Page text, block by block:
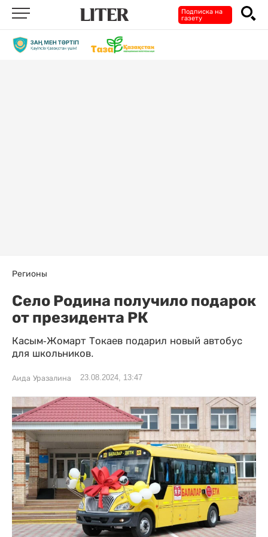
Подписка на
газету
Регионы
Село Родина получило подарок
от президента РК
Касым-Жомарт Токаев подарил новый автобус
для школьников.
Аида Уразалина 23.08.2024, 13:47